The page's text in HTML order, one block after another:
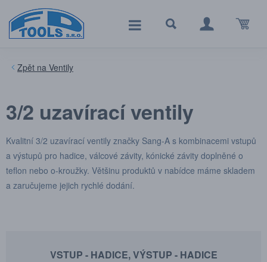
Ventily
3/2 uzavírací ventily
Kvalitní 3/2 uzavírací ventily značky Sang-A s kombinacemi vstupů
a výstupů pro hadice, válcové závity, kónické závity doplněné o
teflon nebo o-kroužky. Většinu produktů v nabídce máme skladem
a zaručujeme jejich rychlé dodání.
VSTUP - HADICE, VÝSTUP - HADICE